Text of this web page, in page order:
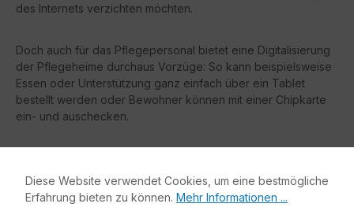
des Internets verzichten möchten.
Doch auch für das Pflegepersonal bietet eine Digitalisierung
der Pflegeheime durchaus Vorzüge: So kann beispielsweise
Essen oder Unterstützung ganz einfach über ein Tablet
bestellt werden oder Bewohner können mit einer Chipkarte
ein- und auschecken.
Diese Website verwendet Cookies, um eine bestmögliche
Erfahrung bieten zu können. Mehr Informationen ...